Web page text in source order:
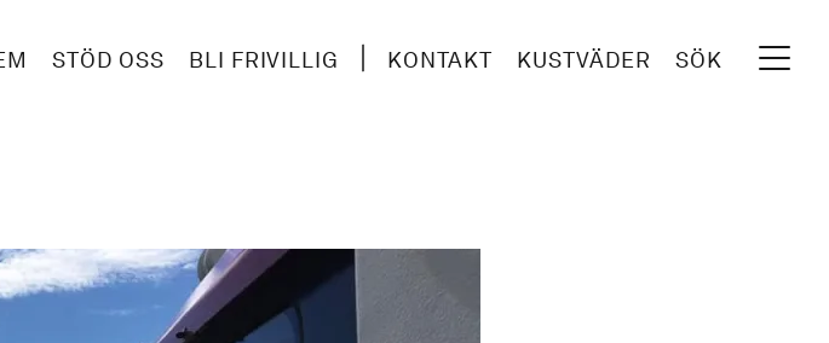
STÖD OSS BLI FRIVILLIG KONTAKT KUSTVÄDER SÖK